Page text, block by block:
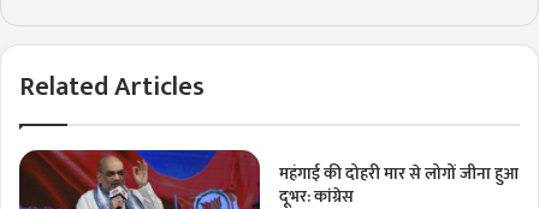
Related Articles
महंगाई की दोहरी मार से लोगों जीना हुआ
दूभर: कांग्रेस